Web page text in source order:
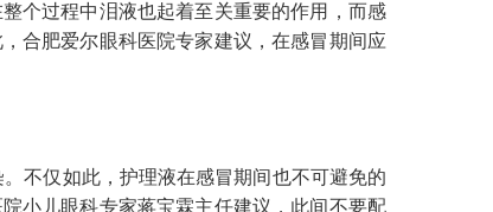
个过程中泪液也起着至关重要的作用，而感
合肥爱尔眼科医院专家建议，在感冒期间应
不仅如此，护理液在感冒期间也不可避免的
小儿眼科专家蒋宝霖主任建议，此间不要配